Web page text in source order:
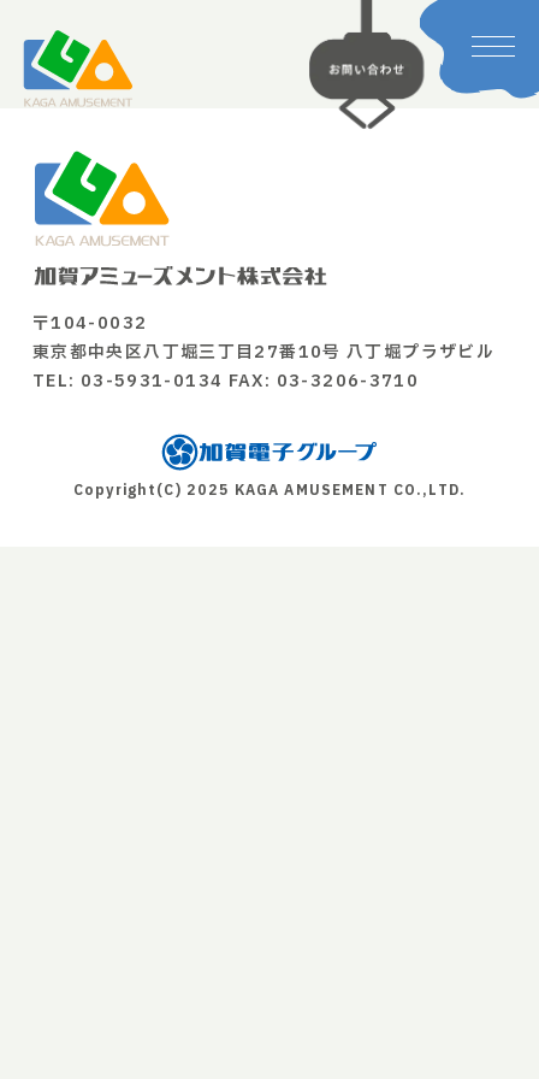
〒104-0032
東京都中央区八丁堀三丁目27番10号 八丁堀プラザビル
TEL: 03-5931-0134 FAX: 03-3206-3710
Copyright(C) 2025 KAGA AMUSEMENT CO.,LTD.